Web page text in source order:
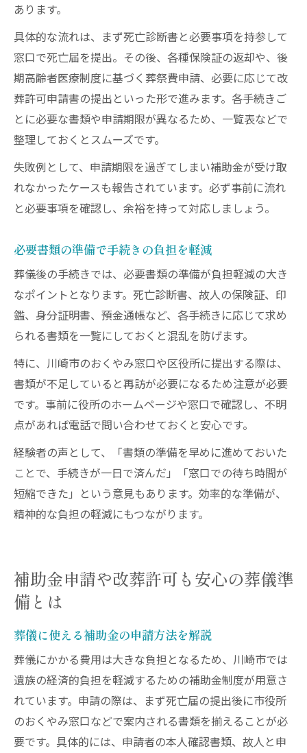
あります。
具体的な流れは、まず死亡診断書と必要事項を持参して
窓口で死亡届を提出。その後、各種保険証の返却や、後
期高齢者医療制度に基づく葬祭費申請、必要に応じて改
葬許可申請書の提出といった形で進みます。各手続きご
とに必要な書類や申請期限が異なるため、一覧表などで
整理しておくとスムーズです。
失敗例として、申請期限を過ぎてしまい補助金が受け取
れなかったケースも報告されています。必ず事前に流れ
と必要事項を確認し、余裕を持って対応しましょう。
必要書類の準備で手続きの負担を軽減
葬儀後の手続きでは、必要書類の準備が負担軽減の大き
なポイントとなります。死亡診断書、故人の保険証、印
鑑、身分証明書、預金通帳など、各手続きに応じて求め
られる書類を一覧にしておくと混乱を防げます。
特に、川崎市のおくやみ窓口や区役所に提出する際は、
書類が不足していると再訪が必要になるため注意が必要
です。事前に役所のホームページや窓口で確認し、不明
点があれば電話で問い合わせておくと安心です。
経験者の声として、「書類の準備を早めに進めておいた
ことで、手続きが一日で済んだ」「窓口での待ち時間が
短縮できた」という意見もあります。効率的な準備が、
精神的な負担の軽減にもつながります。
補助金申請や改葬許可も安心の葬儀準
備とは
葬儀に使える補助金の申請方法を解説
葬儀にかかる費用は大きな負担となるため、川崎市では
遺族の経済的負担を軽減するための補助金制度が用意さ
れています。申請の際は、まず死亡届の提出後に市役所
のおくやみ窓口などで案内される書類を揃えることが必
要です。具体的には、申請者の本人確認書類、故人と申